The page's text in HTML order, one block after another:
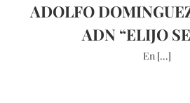
ADOLFO
ADN “ELIJO
En [...]